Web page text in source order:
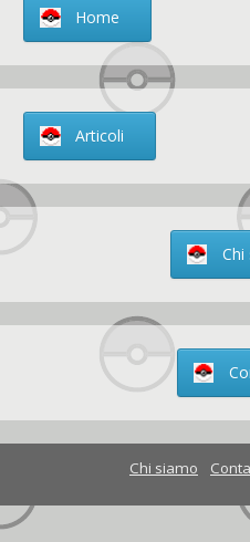
Home
Articoli
Chi
Chi siamo